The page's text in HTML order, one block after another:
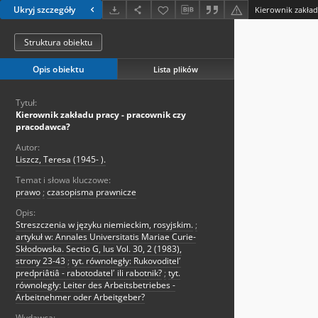
Ukryj szczegóły Kierownik
Struktura obiektu
Opis obiektu Lista plików
Tytuł:
Kierownik zakładu pracy - pracownik czy
pracodawca?
Autor:
Liszcz, Teresa (1945- ).
Temat i słowa kluczowe:
prawo ; czasopisma prawnicze
Opis:
Streszczenia w języku niemieckim, rosyjskim. ;
artykuł w: Annales Universitatis Mariae Curie-
Skłodowska. Sectio G, Ius Vol. 30, 2 (1983),
strony 23-43 ; tyt. równoległy: Rukovoditelʹ
predpriâtiâ - rabotodatelʹ ili rabotnik? ; tyt.
równoległy: Leiter des Arbeitsbetriebes -
Arbeitnehmer oder Arbeitgeber?